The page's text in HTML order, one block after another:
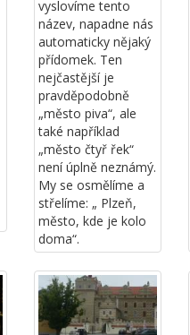
vyslovíme tento
název, napadne nás
automaticky nějaký
přídomek. Ten
nejčastější je
pravděpodobně
„město piva“, ale
také například
„město čtyř řek“
není úplně neznámý.
My se osmělíme a
střelíme: „ Plzeň,
město, kde je kolo
doma“.